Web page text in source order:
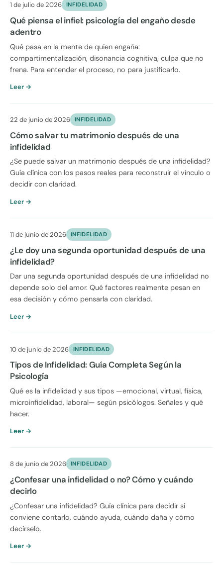
1 de julio de 2026 INFIDELIDAD
Qué piensa el infiel: psicología del engaño desde
adentro
Qué pasa en la mente de quien engaña:
compartimentalización, disonancia cognitiva, culpa que no
frena. Para entender el proceso, no para justificarlo.
Leer →
22 de junio de 2026 INFIDELIDAD
Cómo salvar tu matrimonio después de una
infidelidad
¿Se puede salvar un matrimonio después de una infidelidad?
Guía clínica con los pasos reales para reconstruir el vínculo o
decidir con claridad.
Leer →
11 de junio de 2026 INFIDELIDAD
¿Le doy una segunda oportunidad después de una
infidelidad?
Dar una segunda oportunidad después de una infidelidad no
depende solo del amor. Qué factores realmente pesan en
esa decisión y cómo pensarla con claridad.
Leer →
10 de junio de 2026 INFIDELIDAD
Tipos de Infidelidad: Guía Completa Según la
Psicología
Qué es la infidelidad y sus tipos —emocional, virtual, física,
microinfidelidad, laboral— según psicólogos. Señales y qué
hacer.
Leer →
8 de junio de 2026 INFIDELIDAD
¿Confesar una infidelidad o no? Cómo y cuándo
decirlo
¿Confesar una infidelidad? Guía clínica para decidir si
conviene contarlo, cuándo ayuda, cuándo daña y cómo
decírselo.
Leer →